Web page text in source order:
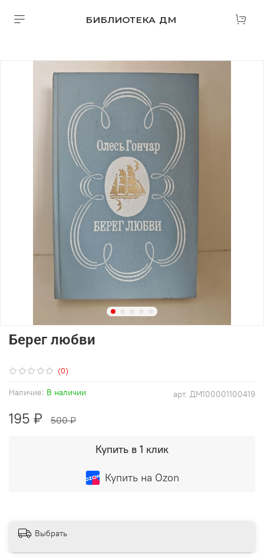
БИБЛИОТЕКА ДМ
(0)
арт. ДМ100001100419
Наличие: В наличии
Берег любви
195 ₽ 500 ₽
Купить в 1 клик
Купить на Ozon
Выбрать